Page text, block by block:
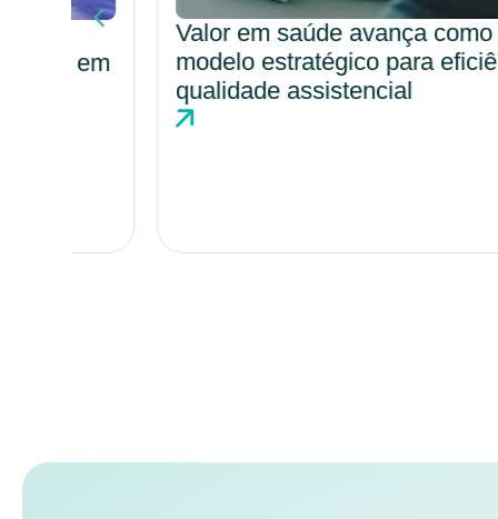
Valor em saúde avança como
modelo estratégico para eficiência e
qualidade assistencial